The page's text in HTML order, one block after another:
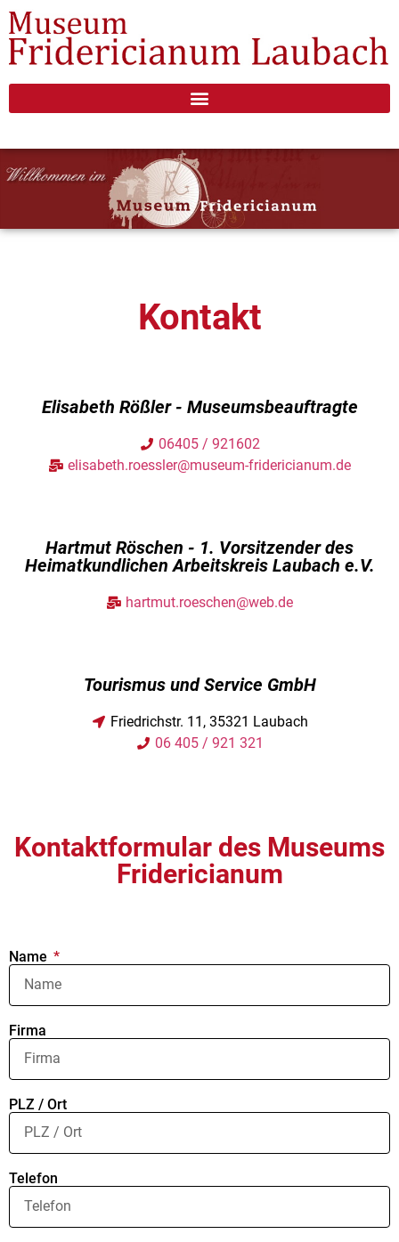
Kontakt
Elisabeth Rößler - Museumsbeauftragte
06405 / 921602
elisabeth.roessler@museum-fridericianum.de
Hartmut Röschen - 1. Vorsitzender des
Heimatkundlichen Arbeitskreis Laubach e.V.
hartmut.roeschen@web.de
Tourismus und Service GmbH
Friedrichstr. 11, 35321 Laubach
06 405 / 921 321
Kontaktformular des Museums
Fridericianum
Name
Firma
PLZ / Ort
Telefon